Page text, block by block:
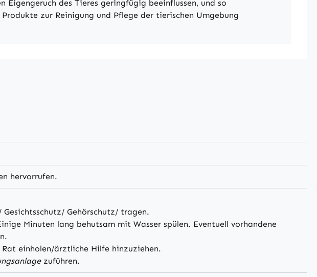
des Tieres geringfügig beeinflussen, und so
zur Reinigung und Pflege der tierischen Umgebung
hervorrufen.
Gesichtsschutz/ Gehörschutz/ tragen.
Minuten lang behutsam mit Wasser spülen. Eventuell vorhandene
einholen/ärztliche Hilfe hinzuziehen.
zuführen.